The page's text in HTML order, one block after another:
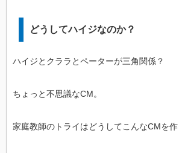
どうしてハイジなのか？
ハイジとクララとペーターが三角関係？
ちょっと不思議なCM。
家庭教師のトライはどうしてこんなCMを作